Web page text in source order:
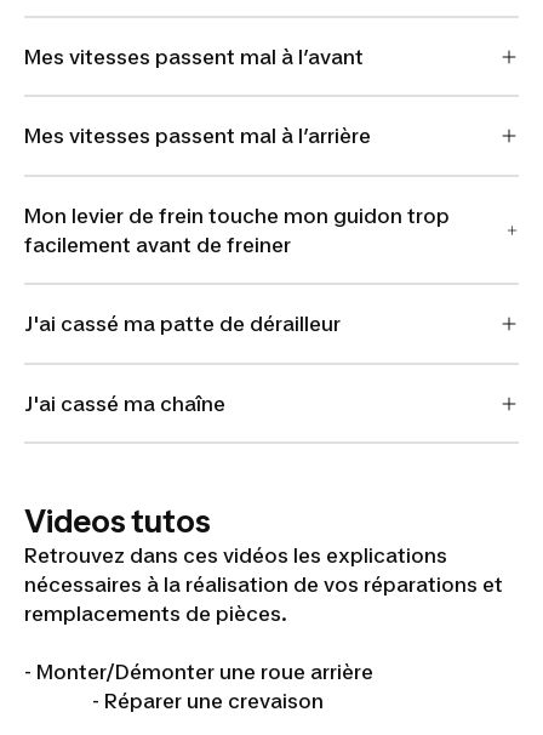
Mes vitesses passent mal à l’avant
Mes vitesses passent mal à l’arrière
Mon levier de frein touche mon guidon trop
facilement avant de freiner
J'ai cassé ma patte de dérailleur
J'ai cassé ma chaîne
Videos tutos
Retrouvez dans ces vidéos les explications
nécessaires à la réalisation de vos réparations et
remplacements de pièces.
- Monter/Démonter une roue arrière
- Réparer une crevaison